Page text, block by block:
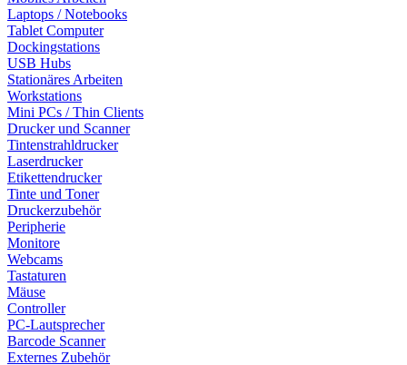
Laptops / Notebooks
Tablet Computer
Dockingstations
USB Hubs
Stationäres Arbeiten
Workstations
Mini PCs / Thin Clients
Drucker und Scanner
Tintenstrahldrucker
Laserdrucker
Etikettendrucker
Tinte und Toner
Druckerzubehör
Peripherie
Monitore
Webcams
Tastaturen
Mäuse
Controller
PC-Lautsprecher
Barcode Scanner
Externes Zubehör